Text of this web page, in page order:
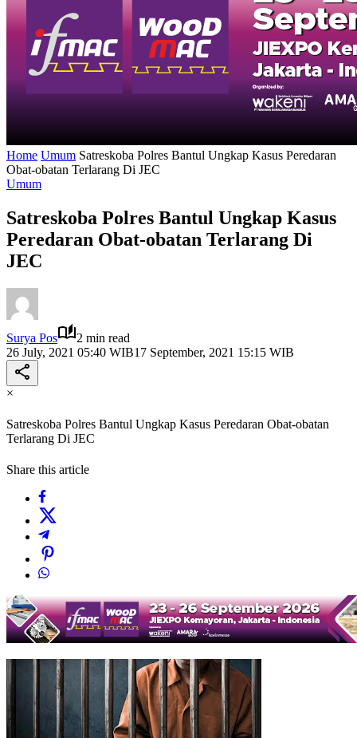
Home Umum Satreskoba Polres Bantul Ungkap Kasus Peredaran
Obat-obatan Terlarang Di JEC
Umum
Satreskoba Polres Bantul Ungkap Kasus
Peredaran Obat-obatan Terlarang Di
JEC
Surya Pos
2 min read
26 July, 2021 05:40 WIB17 September, 2021 15:15 WIB
×
Satreskoba Polres Bantul Ungkap Kasus Peredaran Obat-obatan
Terlarang Di JEC
Share this article